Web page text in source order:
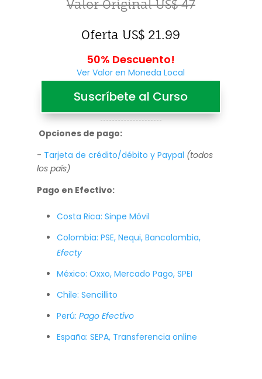
Valor Original US$ 47
Oferta US$ 21.99
50% Descuento!
Ver Valor en Moneda Local
Suscríbete al Curso
Opciones de pago:
- Tarjeta de crédito/débito y Paypal (todos
los país)
Pago en Efectivo:
Costa Rica: Sinpe Móvil
Colombia: PSE, Nequi, Bancolombia,
Efecty
México: Oxxo, Mercado Pago, SPEI
Chile: Sencillito
Perú: Pago Efectivo
España: SEPA, Transferencia online